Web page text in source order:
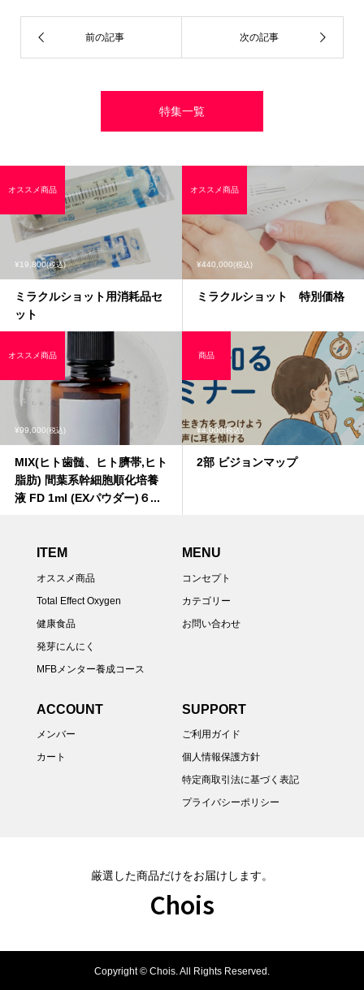
特集一覧
¥19,800(税込)
ミラクルショット用消耗品セ
ット
オススメ商品
¥440,000(税込)
ミラクルショット 特別価格
オススメ商品
¥99,000(税込)
MIX(ヒト歯髄、ヒト臍帯,ヒト
脂肪) 間葉系幹細胞順化培養
液 FD 1ml (EXパウダー)６...
オススメ商品
¥4,000(税込)
2部 ビジョンマップ
商品
ITEM
オススメ商品
Total Effect Oxygen
健康食品
発芽にんにく
MFBメンター養成コース
MENU
コンセプト
カテゴリー
お問い合わせ
ACCOUNT
メンバー
カート
SUPPORT
ご利用ガイド
個人情報保護方針
特定商取引法に基づく表記
プライバシーポリシー
厳選した商品だけをお届けします。
Chois
Copyright © Chois. All Rights Reserved.